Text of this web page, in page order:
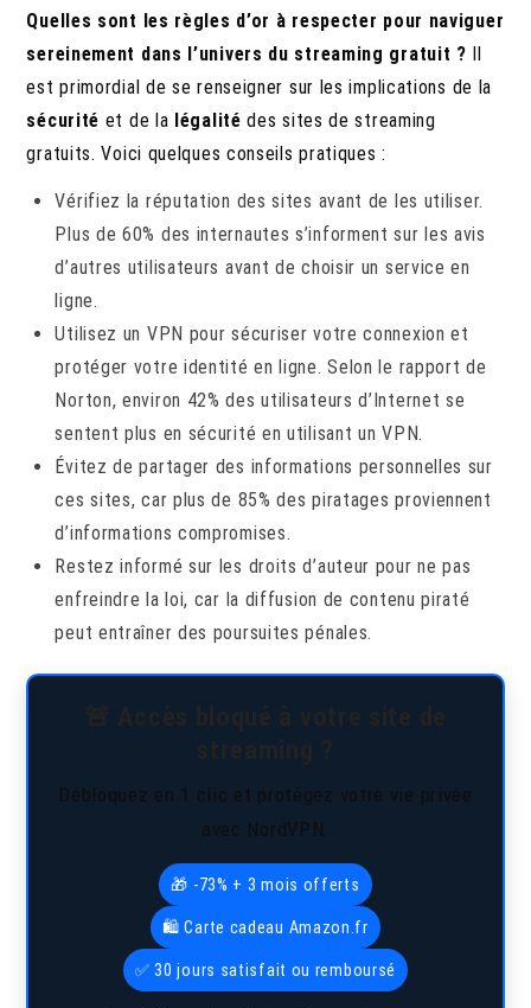
Quelles sont les règles d’or à respecter pour naviguer
sereinement dans l’univers du streaming gratuit ? Il
est primordial de se renseigner sur les implications de la
sécurité et de la légalité des sites de streaming
gratuits. Voici quelques conseils pratiques :
Vérifiez la réputation des sites avant de les utiliser.
Plus de 60% des internautes s’informent sur les avis
d’autres utilisateurs avant de choisir un service en
ligne.
Utilisez un VPN pour sécuriser votre connexion et
protéger votre identité en ligne. Selon le rapport de
Norton, environ 42% des utilisateurs d’Internet se
sentent plus en sécurité en utilisant un VPN.
Évitez de partager des informations personnelles sur
ces sites, car plus de 85% des piratages proviennent
d’informations compromises.
Restez informé sur les droits d’auteur pour ne pas
enfreindre la loi, car la diffusion de contenu piraté
peut entraîner des poursuites pénales.
Débloquez en 1 clic et protégez votre vie privée
avec NordVPN.
🎁 -73% + 3 mois offerts
🛍️ Carte cadeau Amazon.fr
✅ 30 jours satisfait ou remboursé